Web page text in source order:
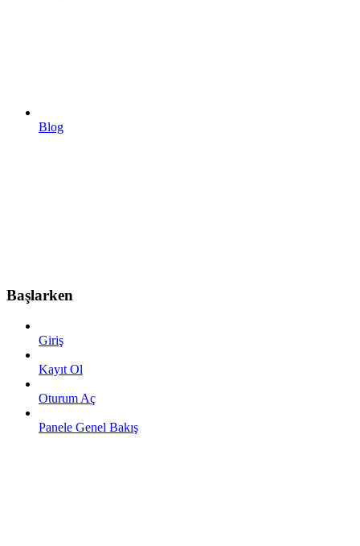
Blog
Başlarken
Giriş
Kayıt Ol
Oturum Aç
Panele Genel Bakış